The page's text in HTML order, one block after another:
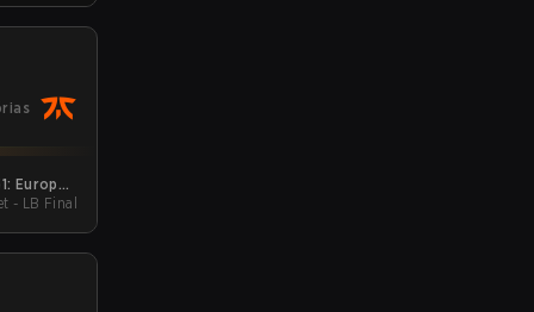
Europe -
Cup #4
- LB Final